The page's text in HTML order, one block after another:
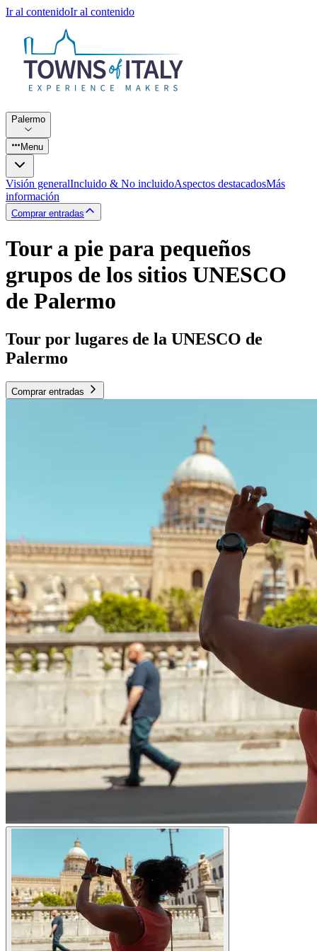
Ir al contenidoIr al contenido
Palermo
Menu
Visión generalIncluido & No incluidoAspectos destacadosMás
información
Comprar entradas
Tour a pie para pequeños
grupos de los sitios UNESCO
de Palermo
Tour por lugares de la UNESCO de
Palermo
Comprar entradas